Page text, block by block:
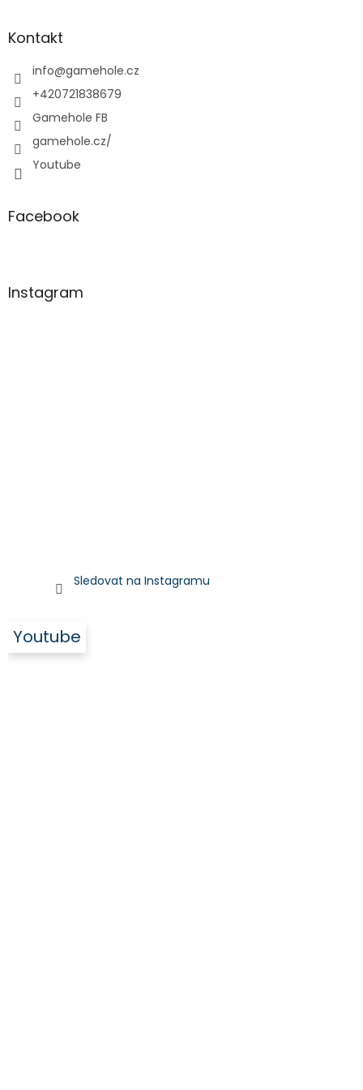
aKontakt
info@gamehole.cz
+420721838679
Gamehole FB
gamehole.cz/
Youtube
Facebook
Instagram
Sledovat na Instagramu
Youtube